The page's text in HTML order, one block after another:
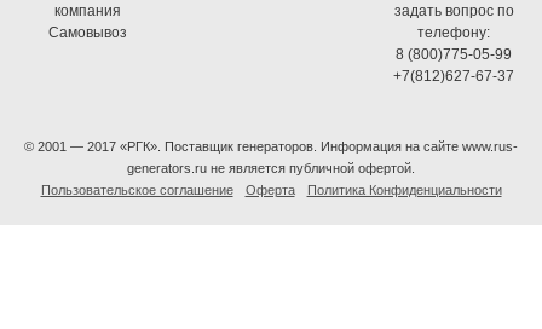
компания
Самовывоз
задать вопрос по
телефону:
8 (800)775-05-99
+7(812)627-67-37
© 2001 — 2017 «РГК». Поставщик генераторов. Информация на сайте www.rus-
generators.ru не является публичной офертой.
Пользовательское соглашение
Оферта Политика Конфиденциальности